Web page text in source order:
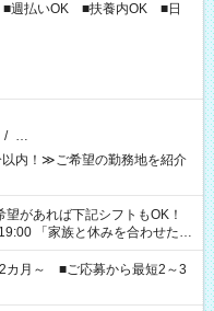
■週払いOK ■扶養内OK ■日
/ …
内！≫ご希望の勤務地を紹介
わせた
したい」 「できれば残業はし
ね。 ※Wワーク希望
勤務時間と、もう1つのお仕事
える場合は応募できません。
2カ月～ ■ご応募から最短2～3